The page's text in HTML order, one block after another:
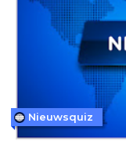
Nieuwsquiz